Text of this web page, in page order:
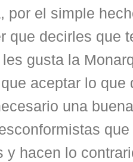
por el simple
que decirles que
gusta la
aceptar lo que
una
y hacen lo